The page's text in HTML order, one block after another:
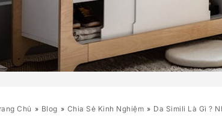
Chủ Blog Chia Sẻ Kinh Nghiệm Da Simili Là Gì ?